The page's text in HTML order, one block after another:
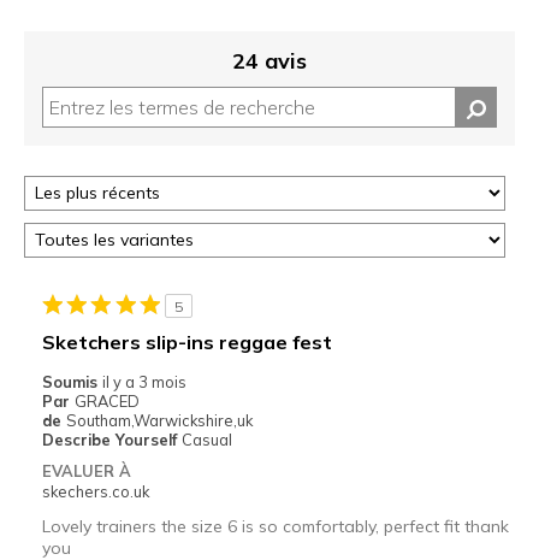
24 avis
5
Sketchers slip-ins reggae fest
Soumis il y a 3 mois
Par GRACED
de Southam,Warwickshire,uk
Describe Yourself Casual
EVALUER À
skechers.co.uk
Lovely trainers the size 6 is so comfortably, perfect fit thank
you